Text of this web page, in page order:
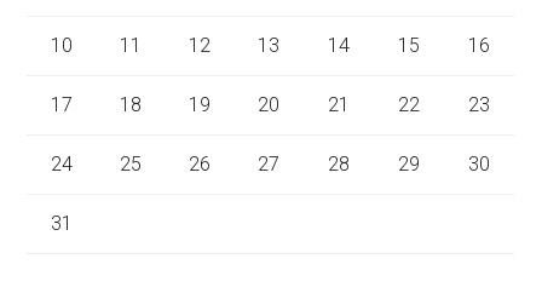
10 11 12 13 14 15 16
17 18 19 20 21 22 23
24 25 26 27 28 29 30
31